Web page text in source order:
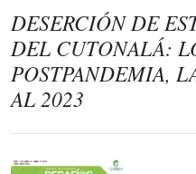
DESERCIÓN DE
DEL CUTONALÁ:
POSTPANDEMIA,
AL 2023